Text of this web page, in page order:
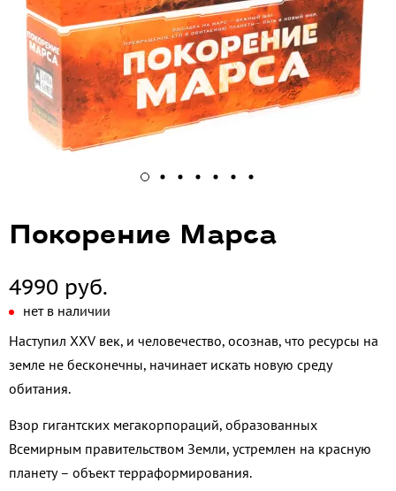
Покорение Марса
4990 руб.
нет в наличии
Наступил XXV век, и человечество, осознав, что ресурсы на
земле не бесконечны, начинает искать новую среду
обитания.
Взор гигантских мегакорпораций, образованных
Всемирным правительством Земли, устремлен на красную
планету – объект терраформирования.